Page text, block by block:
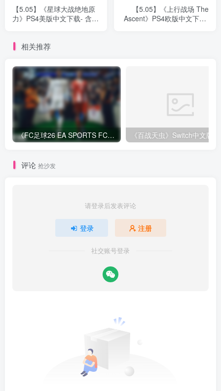
【5.05】《星球大战绝地原
力》PS4美版中文下载- 含
【5.05】《上行战场 The
Ascent》PS4欧版中文下载-
相关推荐
《FC足球26 EA SPORTS FC 26》Switch中文版下载+1.82.4264补丁+1DLC
评论 抢沙发
请登录后发表评论
登录 注册
社交账号登录